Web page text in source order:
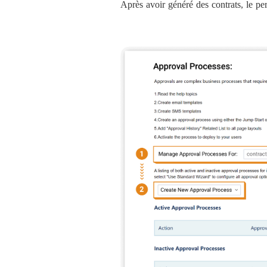
Après avoir généré des contrats, le